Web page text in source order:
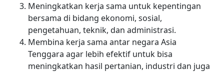
Meningkatkan kerja sama untuk kepentingan
bersama di bidang ekonomi, sosial,
pengetahuan, teknik, dan administrasi.
Membina kerja sama antar negara Asia
Tenggara agar lebih efektif untuk bisa
meningkatkan hasil pertanian, industri dan juga